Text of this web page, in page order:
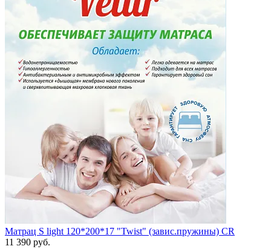
Матрац S light 120*200*17 "Twist" (завис.пружины) CR
11 390 руб.